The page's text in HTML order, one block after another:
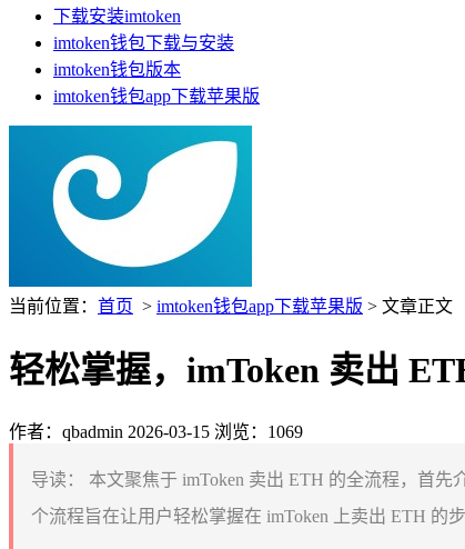
下载安装imtoken
imtoken钱包下载与安装
imtoken钱包版本
imtoken钱包app下载苹果版
当前位置： 首页 > imtoken钱包app下载苹果版 > 文章正文
轻松掌握，imToken 卖出
作者：qbadmin 2026-03-15 浏览：1069
导读：
本文聚焦于 imToken 卖出 ETH 的全流程，首
个流程旨在让用户轻松掌握在 imToken 上卖出 ETH